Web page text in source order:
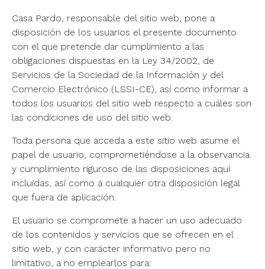
Casa Pardo, responsable del sitio web, pone a
disposición de los usuarios el presente documento
con el que pretende dar cumplimiento a las
obligaciones dispuestas en la Ley 34/2002, de
Servicios de la Sociedad de la Información y del
Comercio Electrónico (LSSI-CE), así como informar a
todos los usuarios del sitio web respecto a cuáles son
las condiciones de uso del sitio web.
Toda persona que acceda a este sitio web asume el
papel de usuario, comprometiéndose a la observancia
y cumplimiento riguroso de las disposiciones aquí
incluidas, así como a cualquier otra disposición legal
que fuera de aplicación.
El usuario se compromete a hacer un uso adecuado
de los contenidos y servicios que se ofrecen en el
sitio web, y con carácter informativo pero no
limitativo, a no emplearlos para: